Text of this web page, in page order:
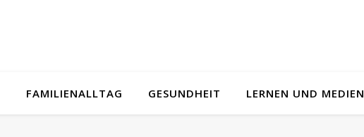
FAMILIENALLTAG GESUNDHEIT LERNEN UND MEDIEN